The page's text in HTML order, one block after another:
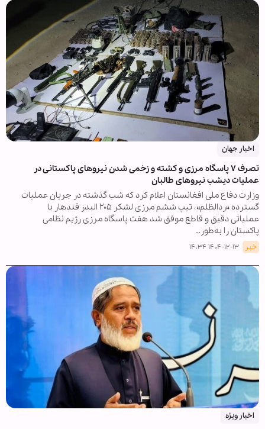
اخبار جهان
تصرف ۷ پاسگاه مرزی و کشته و زخمی شدن نیروهای پاکستانی در
عملیات دیشب نیروهای طالبان
وزارت دفاع ملی افغانستان اعلام کرد که شب گذشته در جریان عملیات
گسترده «ردالظلم»، تیپ ششم مرزی لشکر ۲۰۵ البدر قندهار با
عملیاتی دقیق و قاطع موفق شد هفت پاسگاه مرزی رژیم نظامی
پاکستان را به‌طور…
خبر ۱۴۰۴-۱۲-۱۳ ۱۴:۳۴
اخبار ویژه